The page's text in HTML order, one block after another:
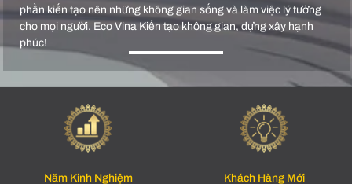
phần kiến tạo nên những không gian sống và làm việc lý tưởng
cho mọi người. Eco Vina Kiến tạo không gian, dựng xây hạnh
phúc!
Năm Kinh Nghiệm Khách Hàng Mới